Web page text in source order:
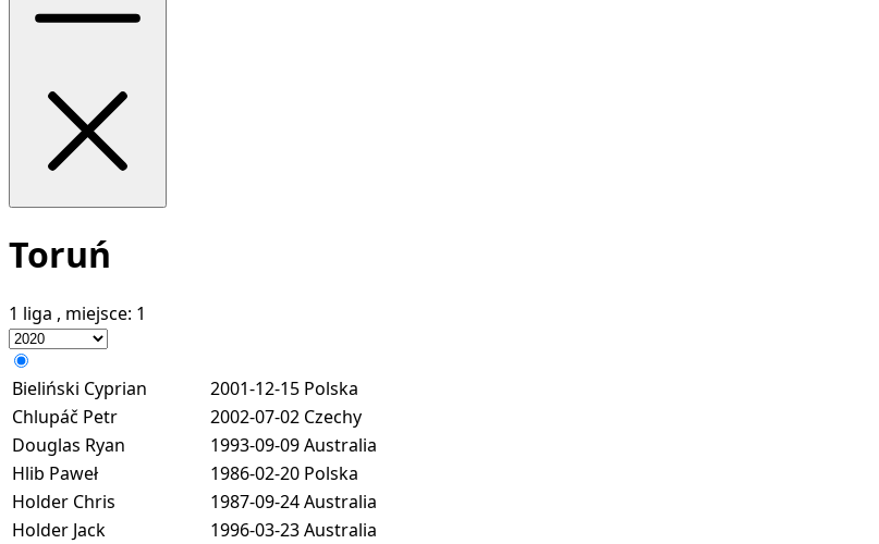
Toruń
1 liga , miejsce: 1
Bieliński Cyprian 2001-12-15 Polska
Chlupáč Petr
2002-07-02 Czechy
Douglas Ryan
1993-09-09Australia
Hlib Paweł
1986-02-20 Polska
Holder Chris
1987-09-24Australia
Holder Jack
1996-03-23Australia